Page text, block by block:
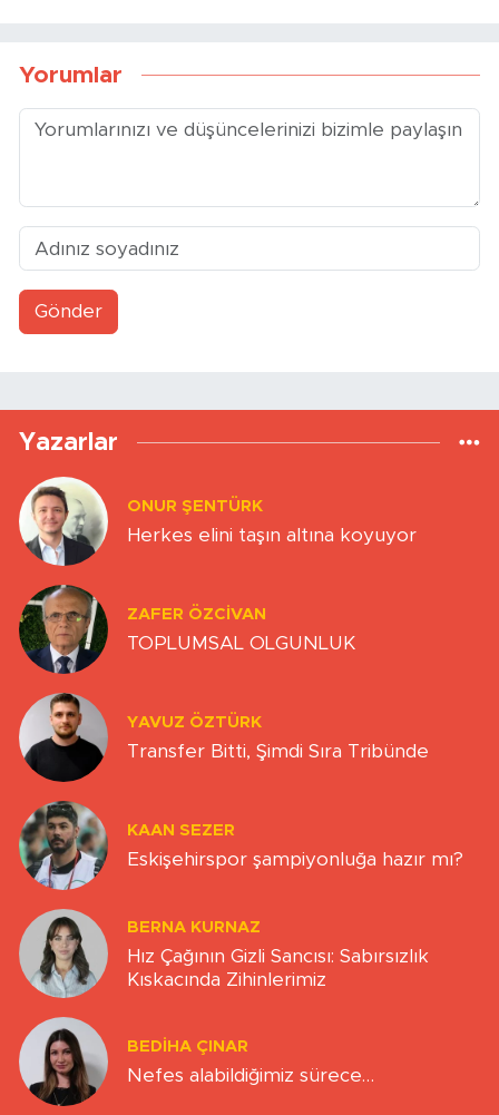
Yorumlar
Gönder
Yazarlar
ONUR ŞENTÜRK
Herkes elini taşın altına koyuyor
ZAFER ÖZCIVAN
TOPLUMSAL OLGUNLUK
YAVUZ ÖZTÜRK
Transfer Bitti, Şimdi Sıra Tribünde
KAAN SEZER
Eskişehirspor şampiyonluğa hazır mı?
BERNA KURNAZ
Hız Çağının Gizli Sancısı: Sabırsızlık
Kıskacında Zihinlerimiz
BEDIHA ÇINAR
Nefes alabildiğimiz sürece…